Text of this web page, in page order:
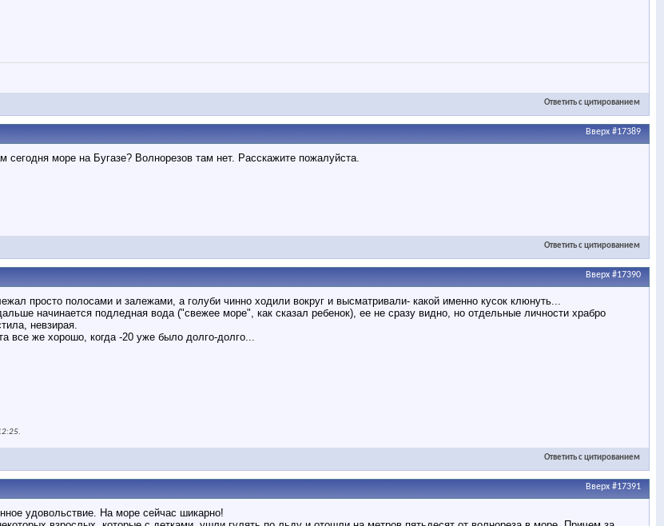
Ответить с цитированием
Вверх #17389
море на Бугазе? Волнорезов там нет. Расскажите пожалуйста.
Ответить с цитированием
Вверх #17390
просто полосами и залежами, а голуби чинно ходили вокруг и высматривали- какой именно кусок клюнуть...
начинается подледная вода ("свежее море", как сказал ребенок), ее не сразу видно, но отдельные личности храбро
невзирая.
все же хорошо, когда -20 уже было долго-долго...
.
Ответить с цитированием
Вверх #17391
удовольствие. На море сейчас шикарно!